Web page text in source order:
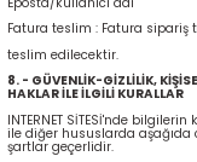
Fatura teslim : Fatura sipariş
teslim edilecektir.
8. - GÜVENLİK-GİZLİLİK,
HAKLAR İLE İLGİLİ KURALLAR
INTERNET SİTESİ'nde
ile diğer hususlarda
şartlar geçerlidir.